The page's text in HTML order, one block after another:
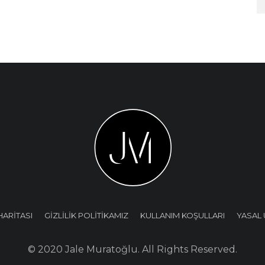
GİZLİLİK POLİTİKAMIZ KULLANIM KOŞULLARI YASAL
© 2020 Jale Muratoğlu. All Rights Reserved.